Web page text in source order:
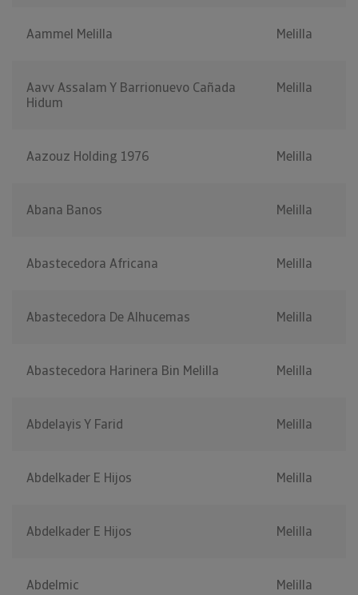
Aammel Melilla Melilla
Aavv Assalam Y Barrionuevo Cañada
Hidum
Melilla
Aazouz Holding 1976 Melilla
Abana Banos Melilla
Abastecedora Africana Melilla
Abastecedora De Alhucemas Melilla
Abastecedora Harinera Bin Melilla Melilla
Abdelayis Y Farid Melilla
Abdelkader E Hijos Melilla
Abdelkader E Hijos Melilla
Abdelmic Melilla